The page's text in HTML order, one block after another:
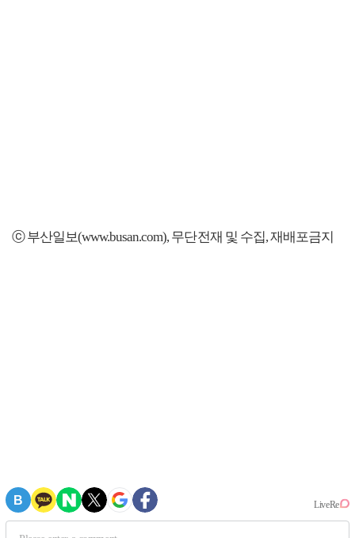
ⓒ 부산일보(www.busan.com), 무단전재 및 수집, 재배포금지